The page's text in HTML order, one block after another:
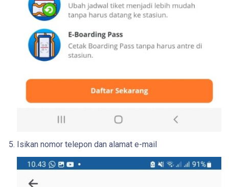
Isikan nomor telepon dan alamat e-mail